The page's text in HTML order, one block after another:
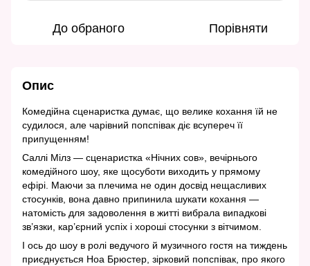
До обраного Порівняти
Опис
Комедійна сценаристка думає, що велике кохання їй не
судилося, але чарівний попспівак діє всупереч її
припущенням!
Саллі Мілз — сценаристка «Нічних сов», вечірнього
комедійного шоу, яке щосуботи виходить у прямому
ефірі. Маючи за плечима не один досвід нещасливих
стосунків, вона давно припинила шукати кохання —
натомість для задоволення в житті вибрала випадкові
зв’язки, кар’єрний успіх і хороші стосунки з вітчимом.
І ось до шоу в ролі ведучого й музичного гостя на тиждень
приєднується Ноа Брюстер, зірковий попспівак, про якого